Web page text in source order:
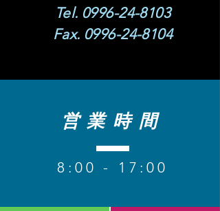
Tel. 0996-24-8103
Fax. 0996-24-8104
営業時間
8 :00 - 17:00